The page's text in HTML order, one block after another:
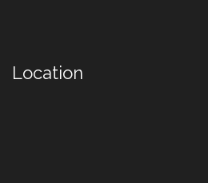
Location